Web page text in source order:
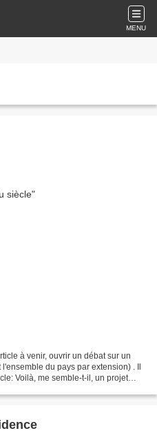
MENU
à venir, ouvrir un débat sur un
du pays par extension) . Il
Voilà, me semble-t-il, un projet